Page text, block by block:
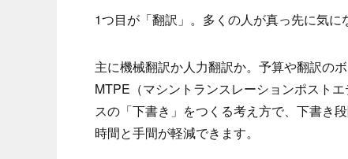
1つ目が「翻訳」。多くの人が真っ先に気に
主に機械翻訳か人力翻訳か。予算や翻訳の
MTPE（マシントランスレーションポスト
スの「下書き」をつくる考え方で、下書き
時間と手間が軽減できます。